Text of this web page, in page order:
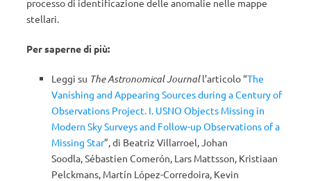
processo di identificazione delle anomalie nelle mappe
stellari.
Per saperne di più:
Leggi su The Astronomical Journall’articolo “The
Vanishing and Appearing Sources during a Century of
Observations Project. I. USNO Objects Missing in
Modern Sky Surveys and Follow-up Observations of a
Missing Star”, di Beatriz Villarroel,Johan
Soodla,Sébastien Comerón, Lars Mattsson, Kristiaan
Pelckmans, Martín López-Corredoira, Kevin